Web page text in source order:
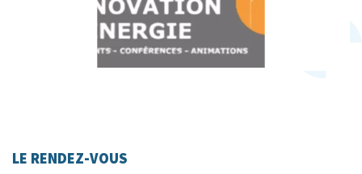
LE RENDEZ-VOUS